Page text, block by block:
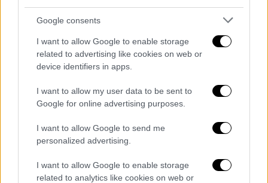
Google consents
I want to allow Google to enable storage
related to advertising like cookies on web or
device identifiers in apps.
I want to allow my user data to be sent to
Google for online advertising purposes.
I want to allow Google to send me
personalized advertising.
I want to allow Google to enable storage
related to analytics like cookies on web or
Κόσμος|29.04.2022 19:53
Ανελέητες επιθέσεις στα νότια και
ανατολικά της Ουκρανίας -
Καταγγελία ότι η Ρωσία
χρησιμοποίησε βόμβες φωσφόρου
στο Ντονμπάς
«Δεν εγκρίναμε καμία συναλλαγή που να
σχετίζεται με τα παγωμένα κεφάλαια τους
στις ΗΠΑ», δήλωσε ο Αμερικανός